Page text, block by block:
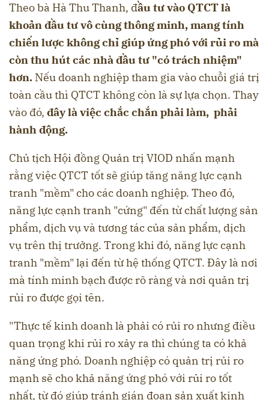
Theo bà Hà Thu Thanh, đầu tư vào QTCT là
khoản đầu tư vô cùng thông minh, mang tính
chiến lược không chỉ giúp ứng phó với rủi ro mà
còn thu hút các nhà đầu tư "có trách nhiệm"
hơn. Nếu doanh nghiệp tham gia vào chuỗi giá trị
toàn cầu thì QTCT không còn là sự lựa chọn. Thay
vào đó, đây là việc chắc chắn phải làm, phải
hành động.
Chủ tịch Hội đồng Quản trị VIOD nhấn mạnh
rằng việc QTCT tốt sẽ giúp tăng năng lực cạnh
tranh "mềm" cho các doanh nghiệp. Theo đó,
năng lực cạnh tranh "cứng" đến từ chất lượng sản
phẩm, dịch vụ và tương tác của sản phẩm, dịch
vụ trên thị trưởng. Trong khi đó, năng lực cạnh
tranh "mềm" lại đến từ hệ thống QTCT. Đây là nơi
mà tính minh bạch được rõ ràng và nơi quản trị
rủi ro được gọi tên.
"Thực tế kinh doanh là phải có rủi ro nhưng điều
quan trọng khi rủi ro xảy ra thì chúng ta có khả
năng ứng phó. Doanh nghiệp có quản trị rủi ro
mạnh sẽ cho khả năng ứng phó với rủi ro tốt
nhất, từ đó giúp tránh gián đoạn sản xuất kinh